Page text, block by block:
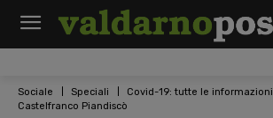
Sociale Speciali Covid-19: tutte le informazioni
Castelfranco Piandiscò